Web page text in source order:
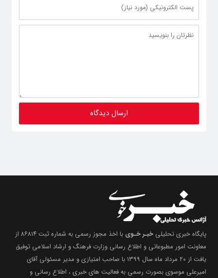
پایگاه خبری تحلیلیخبـر خـوی
معاونت امور مطبوعاتی و اطلاع رسانی وزارت فرهنگ و ارشاد اسلامی توفیق
یافت از ۲۰ مرداد ماه سال ۱۳۹۹ با صاحب امتیازی و مدیر مسئولی آقای
امیرعلی موسوی بصورت رسمی به فعالیت های خبری ، اطلاع رسانی و
آگاهی بخشیِ خود ادامه دهد .